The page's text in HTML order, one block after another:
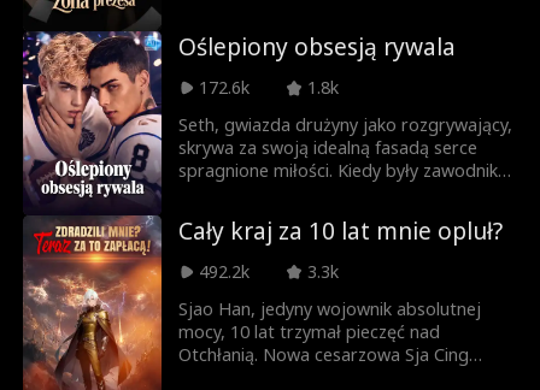
bezwzględnego miliardera Jaspera Tate'a,
urodzi mu dziedzica i odejdzie z fortuną.
Żadnych uczuć. Bez komplikacji. Czysty
biznes. Jasper nie przewidział jednak, że
fałszywa żona aż tak zawróci mu w
głowie, a Khloe nie sądziła, że zapała
uczuciem do mężczyzny, którego miała
może ich kosztować wszystko.
Oślepiony obsesją rywala
172.6k
1.8k
Seth, gwiazda drużyny jako rozgrywający,
skrywa za swoją idealną fasadą serce
spragnione miłości. Kiedy były zawodnik
Matthew, zostaje przeniesiony do jego
drużyny i zostaje jego wymuszonym
współlokatorem. Ich wybuchowe kłótnie
przeradzają się w napięcie pełne
niebezpiecznej chemii. Seth zakochuje się
w nim bez pamięci, aż pewnego dnia
dostrzega na naszyjniku Matthew
Cały kraj za 10 lat mnie opluł?
492.2k
3.3k
Sjao Han, jedyny wojownik absolutnej
mocy, 10 lat trzymał pieczęć nad
Otchłanią. Nowa cesarzowa Sja Cing